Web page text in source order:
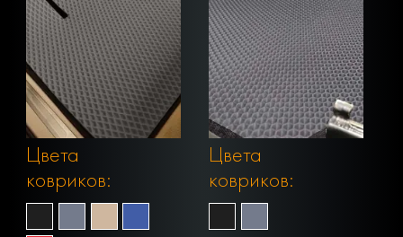
Цвета
ковриков:
Цвета
ковриков: